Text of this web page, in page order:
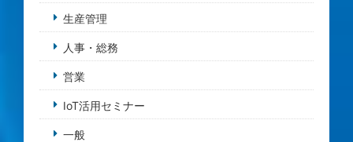
生産管理
人事・総務
営業
IoT活用セミナー
一般